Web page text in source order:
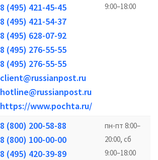
8 (495) 421-45-45
8 (495) 421-54-37
8 (495) 628-07-92
8 (495) 276-55-55
8 (495) 276-55-55
client@russianpost.ru
hotline@russianpost.ru
https://www.pochta.ru/
9:00–18:00
8 (800) 200-58-88
8 (800) 100-00-00
8 (495) 420-39-89
пн-пт 8:00–
20:00, сб
9:00–18:00